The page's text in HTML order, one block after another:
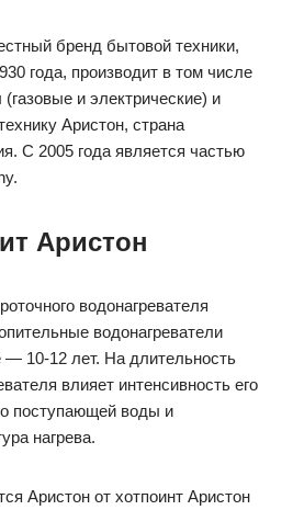
бренд бытовой техники,
года, производит в том числе
и электрические) и
Аристон, страна
С 2005 года является частью
Аристон
водонагревателя
водонагреватели
10-12 лет. На длительность
влияет интенсивность его
поступающей воды и
нагрева.
Аристон от хотпоинт Аристон